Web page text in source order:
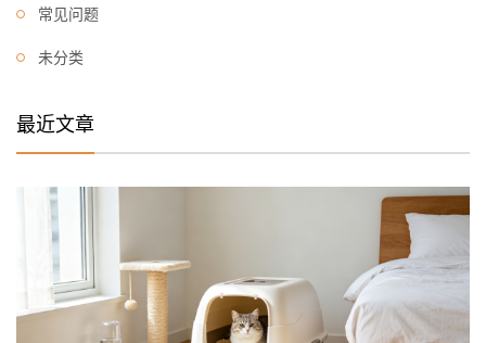
常见问题
未分类
最近文章